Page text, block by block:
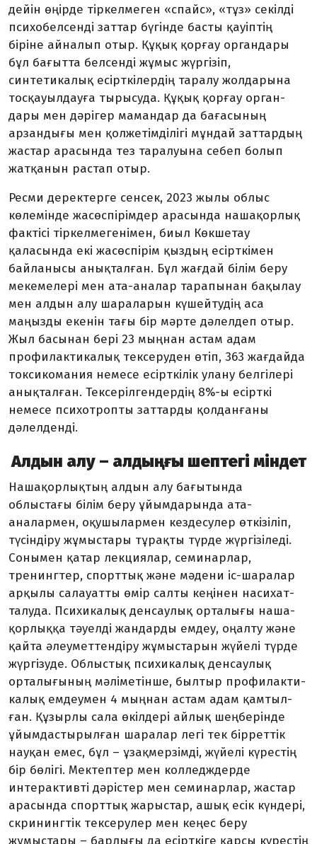
дейін өңірде тіркелмеген «спайс», «тұз» секілді
психобелсенді заттар бүгінде басты қауіптің
біріне айналып отыр. Құ­қық қорғау органдары
бұл бағытта бел­сенді жұмыс жүргізіп,
синтетикалық ес­ірт­­кілердің таралу жолдарына
тосқау­ыл­дауға тырысуда. Құқық қорғау орган­
дары мен дәрігер мамандар да бағасының
арзандығы мен қолжетімділігі мұндай заттардың
жастар арасында тез таралуына себеп болып
жатқанын растап отыр.
Ресми деректерге сенсек, 2023 жылы облыс
көлемінде жасөспірімдер арасында нашақорлық
фактісі тіркелмегенімен, биыл Көкшетау
қаласында екі жасөспірім қыздың есірткімен
байланысы анықтал­ған. Бұл жағдай білім беру
мекемелері мен ата-аналар тарапынан бақылау
мен ал­дын алу шараларын күшейтудің аса
маңызды екенін тағы бір мәрте дәлелдеп отыр.
Жыл басынан бері 23 мыңнан астам адам
профилактикалық тексеруден өтіп, 363 жағдайда
токсикомания немесе есірткілік улану белгілері
анықталған. Тексерілген­дердің 8%-ы есірткі
немесе психотропты заттарды қолданғаны
дәлелденді.
Алдын алу – алдыңғы шептегі міндет
Нашақорлықтың алдын алу бағыт­ында
облыстағы білім беру ұйымдарында ата-
аналармен, оқушылармен кездесулер өткізіліп,
түсіндіру жұмыстары тұрақты түрде жүргізіледі.
Сонымен қатар лек­ция­лар, семинарлар,
тренингтер, спорт­тық және мәдени іс-шаралар
арқылы са­ла­уатты өмір салты кеңінен насихат­
талуда. Психикалық денсаулық орталығы наша­
қор­лыққа тәуелді жандарды емдеу, оңалту және
қайта әлеуметтендіру жұ­мыс­тарын жүйелі түрде
жүргізуде. Облы­с­тық психи­калық денсаулық
орталығы­ның мәлімет­ін­ше, былтыр профилакти­
калық емдеу­мен 4 мыңнан астам адам қам­тыл­
ған. Құ­з­ырлы сала өкілдері айлық шеңберінде
ұйымдастырылған шаралар легі тек бір­рет­тік
науқан емес, бұл – ұзақ­мерзімді, жүйелі күрестің
бір бөлігі. Мек­тептер мен колледждерде
интерактивті дәрістер мен семинарлар, жастар
арасын­д­а спорттық жарыстар, ашық есік күн­дері,
скринингтік тексерулер мен кеңес беру
жұмыстары – барлығы да есірткіге қарсы күрестің